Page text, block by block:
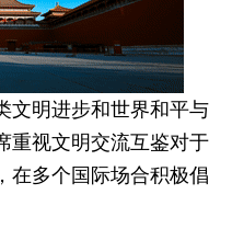
明进步和世界和平与
重视文明交流互鉴对于
在多个国际场合积极倡